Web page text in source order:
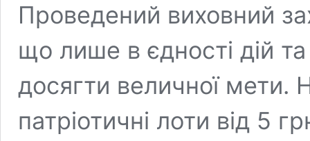
Проведений виховний
що лише в єдності дій
досягти величної мети.
патріотичні лоти від 5